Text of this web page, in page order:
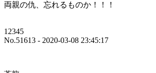
両親の仇、忘れるものか！！！
12345
No.51613 - 2020-03-08 23:45:17